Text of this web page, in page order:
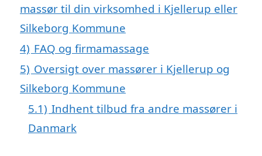
massør til din virksomhed i Kjellerup eller
Silkeborg Kommune
4) FAQ og firmamassage
5) Oversigt over massører i Kjellerup og
Silkeborg Kommune
5.1) Indhent tilbud fra andre massører i
Danmark